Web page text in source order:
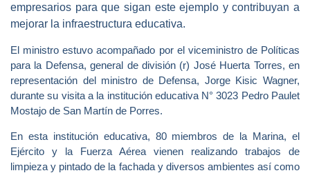
empresarios para que sigan este ejemplo y contribuyan a
mejorar la infraestructura educativa.
El ministro estuvo acompañado por el viceministro de Políticas
para la Defensa, general de división (r) José Huerta Torres, en
representación del ministro de Defensa, Jorge Kisic Wagner,
durante su visita a la institución educativa N° 3023 Pedro Paulet
Mostajo de San Martín de Porres.
En esta institución educativa, 80 miembros de la Marina, el
Ejército y la Fuerza Aérea vienen realizando trabajos de
limpieza y pintado de la fachada y diversos ambientes así como